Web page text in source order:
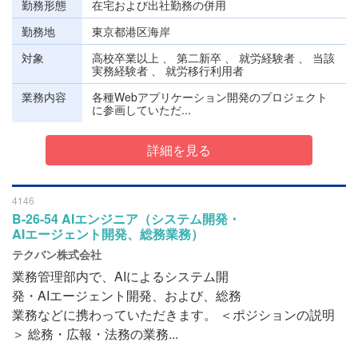
勤務形態
在宅および出社勤務の併用
勤務地
東京都港区海岸
対象
高校卒業以上 、 第二新卒 、 就労経験者 、 当該
実務経験者 、 就労移行利用者
業務内容
各種Webアプリケーション開発のプロジェクト
に参画していただ...
詳細を見る
4146
B-26-54 AIエンジニア（システム開発・
AIエージェント開発、総務業務）
テクバン株式会社
業務管理部内で、AIによるシステム開
発・AIエージェント開発、および、総務
業務などに携わっていただきます。 ＜ポジションの説明
＞ 総務・広報・法務の業務...